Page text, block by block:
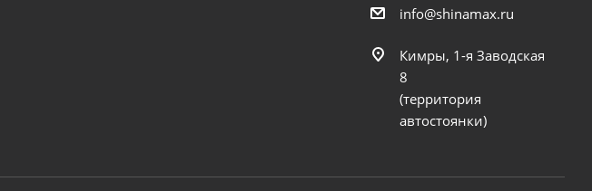
info@shinamax.ru
Кимры, 1-я Заводская
8
(территория
автостоянки)